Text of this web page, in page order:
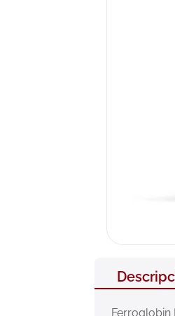
Ferroglobin